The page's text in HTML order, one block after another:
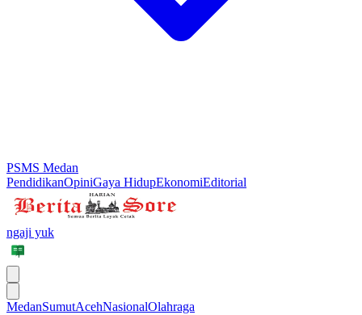
PSMS Medan
PendidikanOpiniGaya HidupEkonomiEditorial
ngaji yuk
MedanSumutAcehNasionalOlahraga